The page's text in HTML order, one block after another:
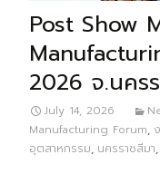
Post Show
2026 จ.นคร
July 14, 2026
Manufacturing Forum,
อุตสาหกรรม, นครราชสีมา,